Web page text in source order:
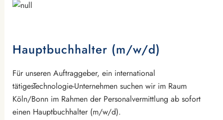
Hauptbuchhalter (m/w/d)
Für unseren Auftraggeber, ein international
tätigesTechnologie-Unternehmen suchen wir im Raum
Köln/Bonn im Rahmen der Personalvermittlung ab sofort
einen Hauptbuchhalter (m/w/d).